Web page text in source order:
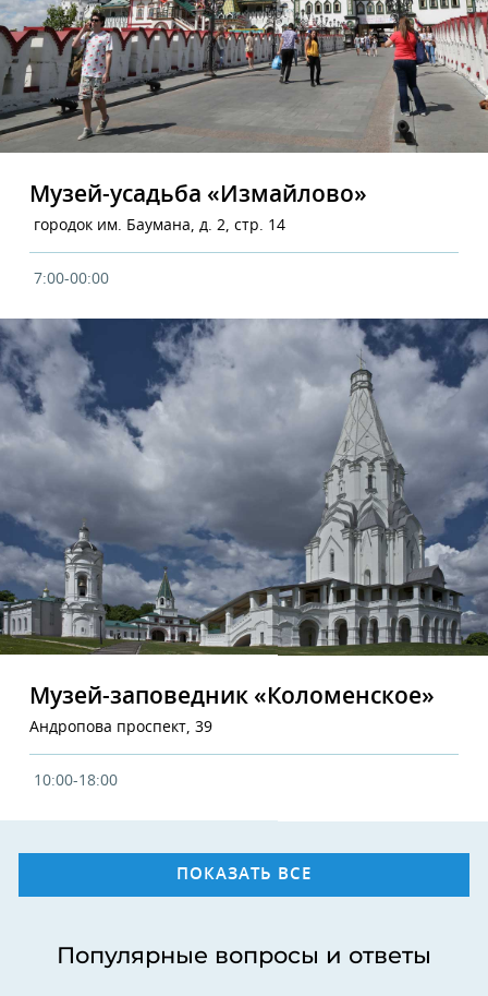
Музей-усадьба «Измайлово»
городок им. Баумана, д. 2, стр. 14
7:00-00:00
Музей-заповедник «Коломенское»
Андропова проспект, 39
10:00-18:00
ПОКАЗАТЬ ВСЕ
Популярные вопросы и ответы